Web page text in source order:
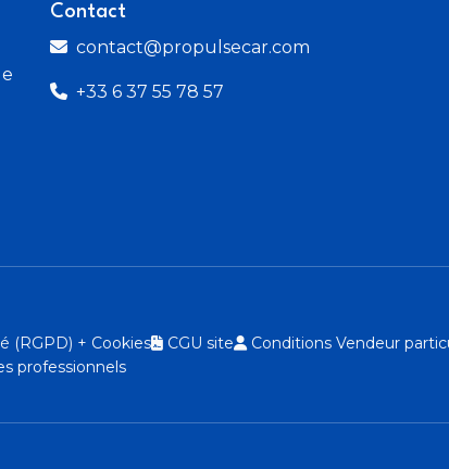
Contact
contact@propulsecar.com
+33 6 37 55 78 57
(RGPD) + Cookies CGU site Conditions Vendeur
professionnels